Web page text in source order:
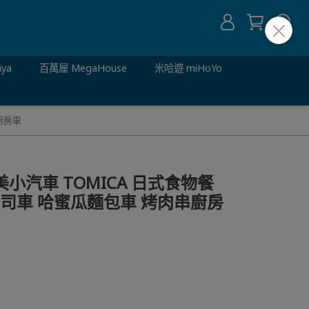
百萬屋 MegaHouse 米哈遊 miHoYo
房車
小汽車 TOMICA 日式食物餐
車 哈蜜瓜麵包車 烤肉串廚房